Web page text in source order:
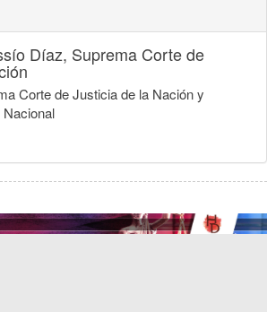
Díaz, Suprema Corte de
Corte de Justicia de la Nación y